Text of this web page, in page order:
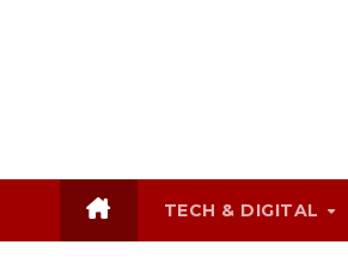
TECH & DIGITAL